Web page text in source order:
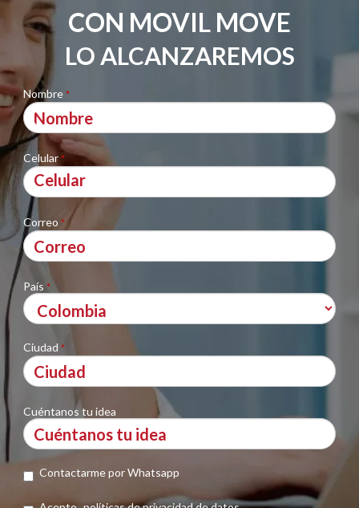
CON MOVIL MOVE
LO ALCANZAREMOS
Nombre*
Celular*
Correo*
País*
Ciudad*
Cuéntanos tu idea
Contactarme por Whatsapp